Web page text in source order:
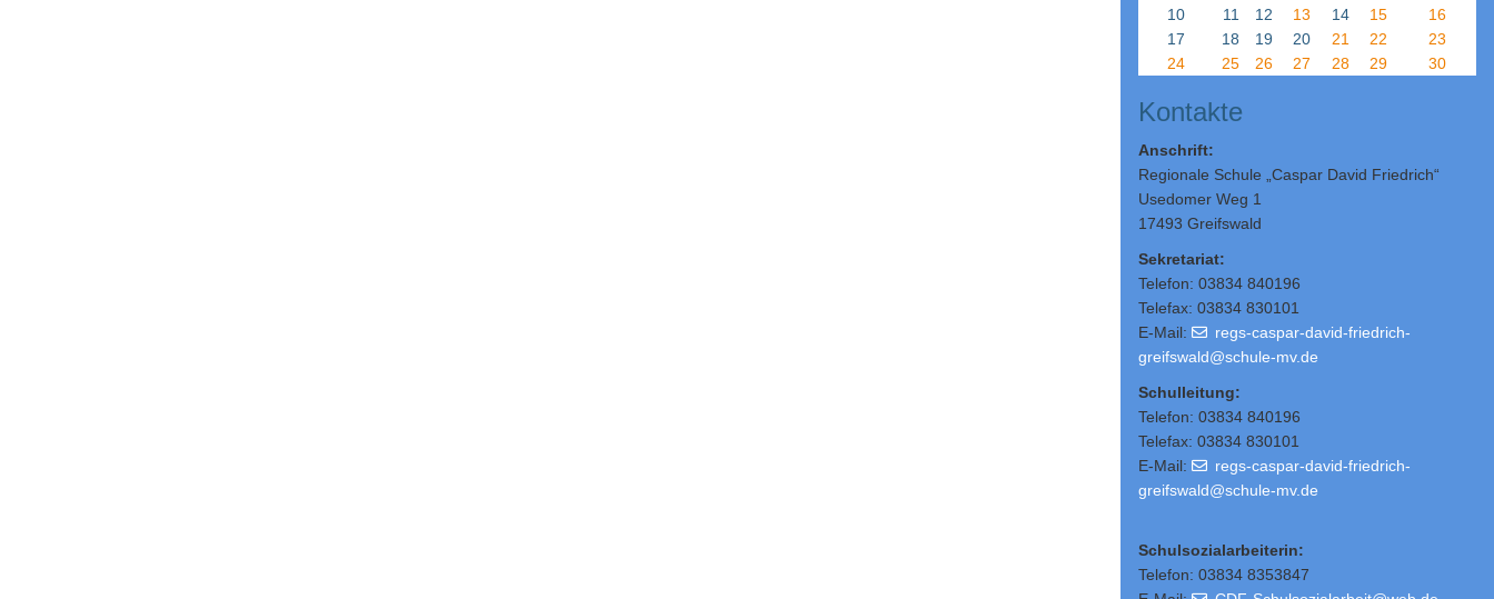
10
11 12 13 14 15
16
17
18 19 20 21 22
23
24
25 26 27 28 29 30
Kontakte
Anschrift:
Regionale Schule „Caspar David Friedrich“
Usedomer Weg 1
17493 Greifswald
Sekretariat:
Telefon: 03834 840196
Telefax: 03834 830101
E-Mail:
regs-caspar-david-friedrich-
greifswald@schule-mv.de
Schulleitung:
Telefon: 03834 840196
Telefax: 03834 830101
E-Mail:
regs-caspar-david-friedrich-
greifswald@schule-mv.de
Schulsozialarbeiterin:
Telefon: 03834 8353847